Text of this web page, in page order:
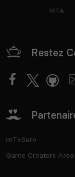
MTA
Restez
mTxServ
Game Creators Area